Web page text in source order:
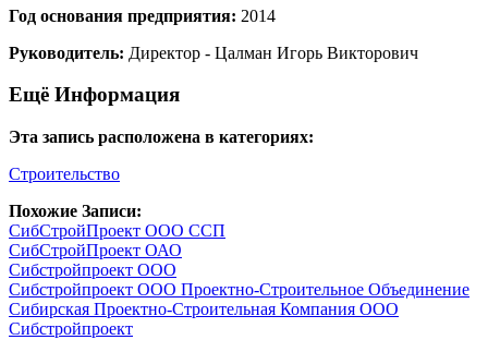
Год основания предприятия: 2014
Руководитель: Директор - Цалман Игорь Викторович
Ещё Информация
Эта запись расположена в категориях:
Строительство
Похожие Записи:
СибСтройПроект ООО ССП
СибСтройПроект ОАО
Сибстройпроект ООО
Сибстройпроект ООО Проектно-Строительное Объединение
Сибирская Проектно-Строительная Компания ООО
Сибстройпроект